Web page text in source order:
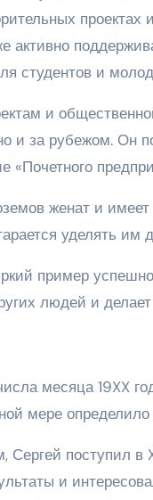
активно
студентов и
и
и за рубежом. Он
«Почетного
женат и
уделять
пример
людей и
месяца 19XX
мере
поступил в
и